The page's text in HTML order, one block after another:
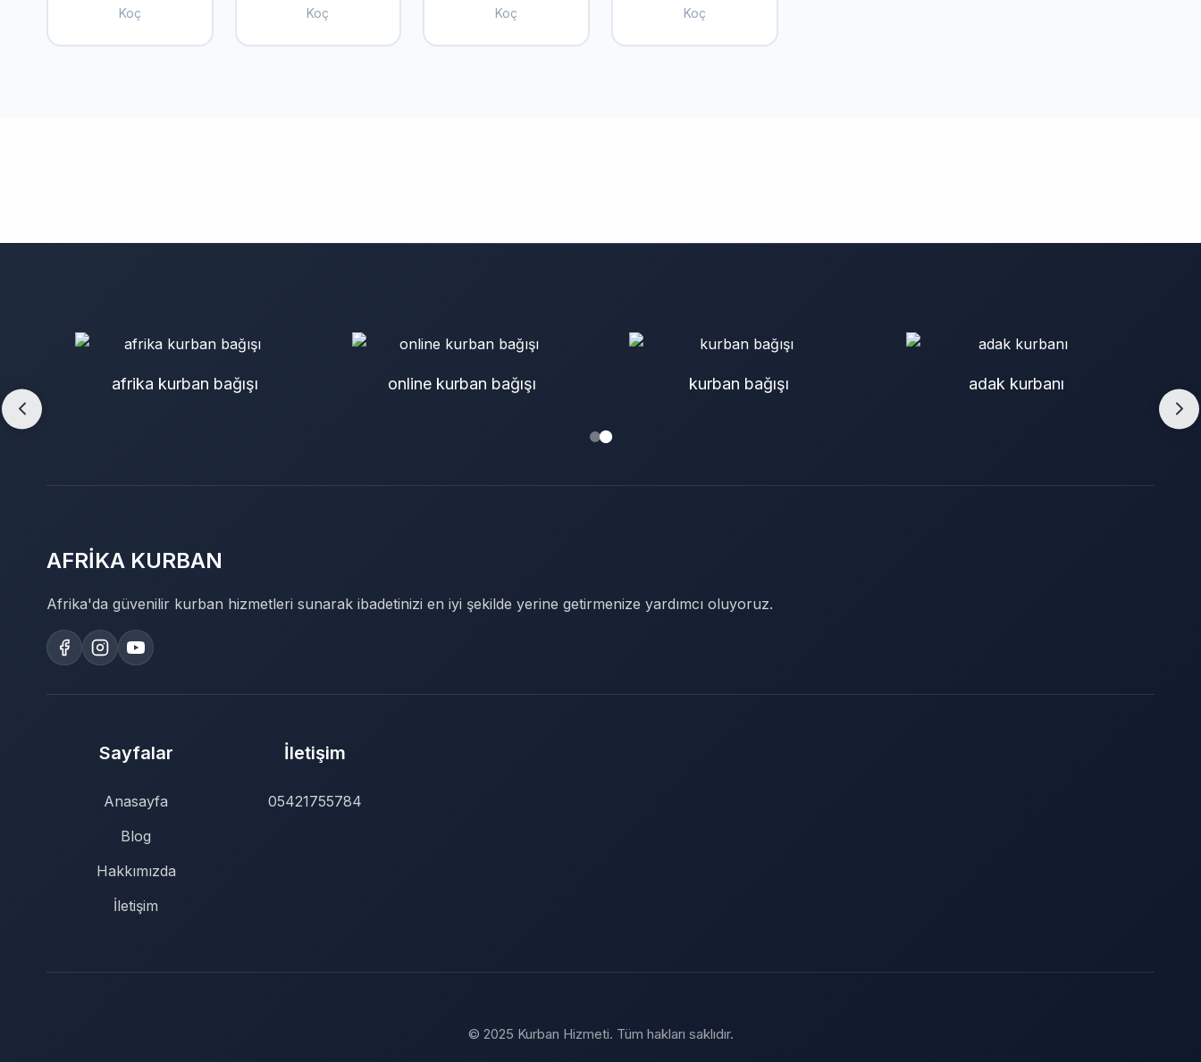
Koç Koç Koç Koç
afrika kurban bağışı online kurban bağışı kurban bağışı adak kurbanı
AFRİKA KURBAN
Afrika'da güvenilir kurban hizmetleri sunarak ibadetinizi en iyi şekilde yerine getirmenize yardımcı oluyoruz.
Sayfalar
Anasayfa
Blog
Hakkımızda
İletişim
İletişim
05421755784
© 2025 Kurban Hizmeti. Tüm hakları saklıdır.